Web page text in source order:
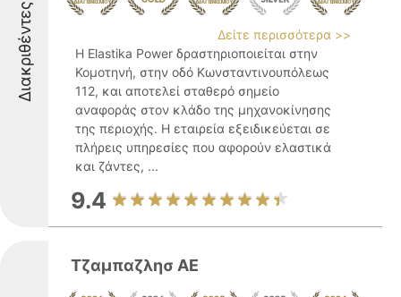
Διακριθέντες
Δείτε περισσότερα >>
Η Elastika Power δραστηριοποιείται στην
Κομοτηνή, στην οδό Κωνσταντινουπόλεως
112, και αποτελεί σταθερό σημείο
αναφοράς στον κλάδο της μηχανοκίνησης
της περιοχής. Η εταιρεία εξειδικεύεται σε
πλήρεις υπηρεσίες που αφορούν ελαστικά
και ζάντες, ...
9.4
Τζαμπαζλησ ΑΕ